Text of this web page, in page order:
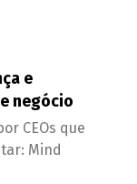
e
negócio
CEOs que
Mind